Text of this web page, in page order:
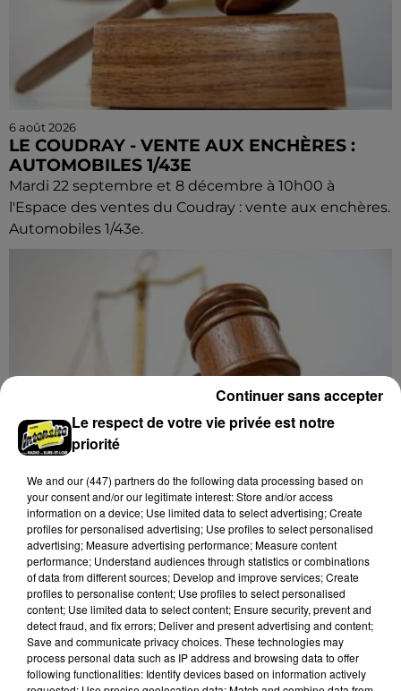
6 août 2026
LE COUDRAY - VENTE AUX ENCHÈRES :
AUTOMOBILES 1/43E
Mardi 22 septembre et 8 décembre à 10h00 à
l'Espace des ventes du Coudray : vente aux enchères.
Automobiles 1/43e.
6 août 2026
LE COUDRAY - VENTE AUX ENCHÈRES :
AUTOMOBILES 1/43E
Mardi 22 septembre et 8 décembre à 10h00 à
l'Espace des ventes du Coudray : vente aux enchères.
Automobiles 1/43e.
Le respect de votre vie privée est notre
priorité
We and our (447) partnersdo the following data processing based on
your consent and/or our legitimate interest: Store and/or access
information on a device; Use limited data to select advertising; Create
profiles for personalised advertising; Use profiles to select personalised
advertising; Measure advertising performance; Measure content
performance; Understand audiences through statistics or combinations
of data from different sources; Develop and improve services; Create
profiles to personalise content; Use profiles to select personalised
content; Use limited data to select content; Ensure security, prevent and
detect fraud, and fix errors; Deliver and present advertising and content;
Save and communicate privacy choices. These technologies may
process personal data such as IP address and browsing data to offer
following functionalities: Identify devices based on information actively
Continuer sans accepter